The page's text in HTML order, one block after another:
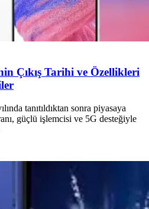
Çıkış Tarihi ve Özellikleri
tanıtıldıktan sonra piyasaya
güçlü işlemcisi ve 5G desteğiyle